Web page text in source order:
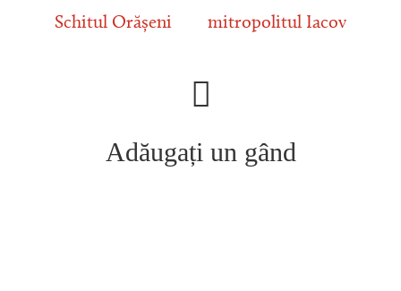
Schitul Orășeni mitropolitul Iacov
Adăugați un gând